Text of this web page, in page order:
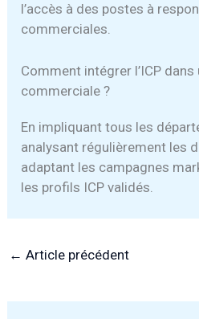
l’accès à des postes à
commerciales.
Comment intégrer l’ICP
commerciale ?
En impliquant tous les
analysant régulièrement les
adaptant les campagnes
les profils ICP validés.
← Article précédent